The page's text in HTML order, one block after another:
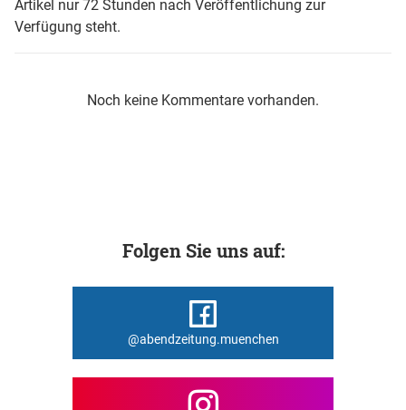
Artikel nur 72 Stunden nach Veröffentlichung zur
Verfügung steht.
Noch keine Kommentare vorhanden.
Folgen Sie uns auf:
@abendzeitung.muenchen